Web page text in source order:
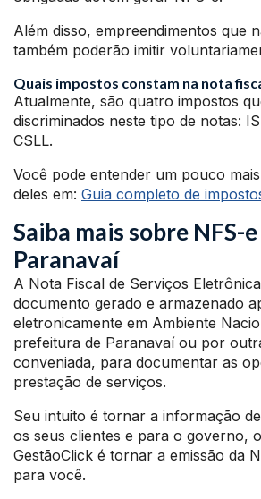
Além disso, empreendimentos que
também poderão imitir
Quais impostos constam na nota
Atualmente, são quatro impostos
discriminados neste tipo de notas:
CSLL.
Você pode entender um pouco
deles em: Guia completo de
Saiba mais sobre NFS-
Paranavaí
A Nota Fiscal de Serviços
documento gerado e armazenado
eletronicamente em Ambiente
prefeitura de Paranavaí ou por
conveniada, para documentar as
prestação de serviços.
Seu intuito é tornar a informação
os seus clientes e para o governo,
GestãoClick é tornar a emissão da
para você.